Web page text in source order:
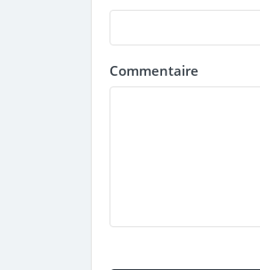
Commentaire